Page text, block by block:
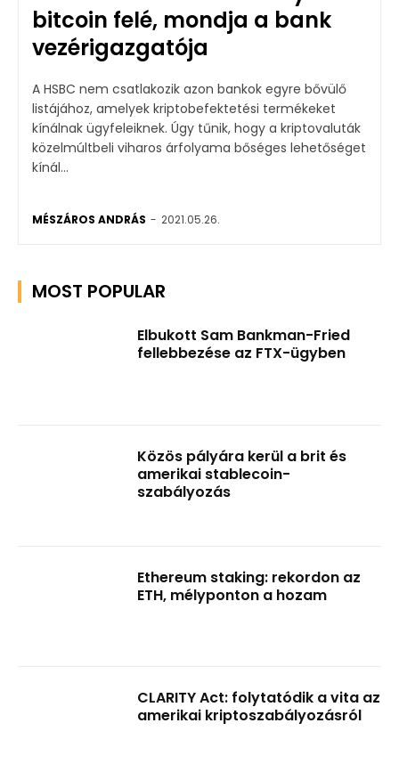
bitcoin felé, mondja a bank
vezérigazgatója
A HSBC nem csatlakozik azon bankok egyre bővülő
listájához, amelyek kriptobefektetési termékeket
kínálnak ügyfeleiknek. Úgy tűnik, hogy a kriptovaluták
közelmúltbeli viharos árfolyama bőséges lehetőséget
kínál...
MÉSZÁROS ANDRÁS - 2021.05.26.
MOST POPULAR
Elbukott Sam Bankman-Fried
fellebbezése az FTX-ügyben
Közös pályára kerül a brit és
amerikai stablecoin-
szabályozás
Ethereum staking: rekordon az
ETH, mélyponton a hozam
CLARITY Act: folytatódik a vita az
amerikai kriptoszabályozásról